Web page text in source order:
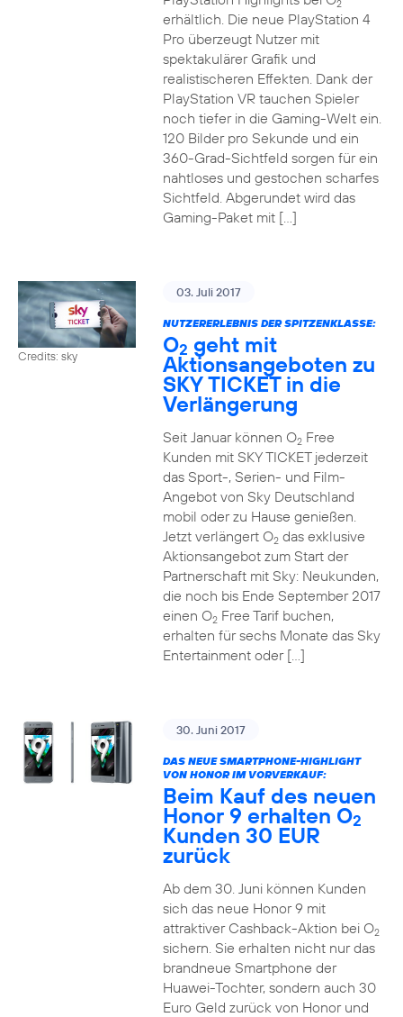
2
erhältlich. Die neue PlayStation 4
Pro überzeugt Nutzer mit
spektakulärer Grafik und
realistischeren Effekten. Dank der
PlayStation VR tauchen Spieler
noch tiefer in die Gaming-Welt ein.
120 Bilder pro Sekunde und ein
360-Grad-Sichtfeld sorgen für ein
nahtloses und gestochen scharfes
Sichtfeld. Abgerundet wird das
Gaming-Paket mit […]
Credits: sky
03. Juli 2017
NUTZERERLEBNIS DER SPITZENKLASSE:
O2 geht mit
Aktionsangeboten zu
SKY TICKET in die
Verlängerung
Seit Januar können O2Free
Kunden mit SKY TICKET jederzeit
das Sport-, Serien- und Film-
Angebot von Sky Deutschland
mobil oder zu Hause genießen.
Jetzt verlängert O2das exklusive
Aktionsangebot zum Start der
Partnerschaft mit Sky: Neukunden,
die noch bis Ende September 2017
einen O2Free Tarif buchen,
erhalten für sechs Monate das Sky
Entertainment oder […]
30. Juni 2017
DAS NEUE SMARTPHONE-HIGHLIGHT
VON HONOR IM VORVERKAUF:
Beim Kauf des neuen
Honor 9 erhalten O2
Kunden 30 EUR
zurück
Ab dem 30. Juni können Kunden
sich das neue Honor 9 mit
attraktiver Cashback-Aktion bei O2
sichern. Sie erhalten nicht nur das
brandneue Smartphone der
Huawei-Tochter, sondern auch 30
Euro Geld zurück von Honor und